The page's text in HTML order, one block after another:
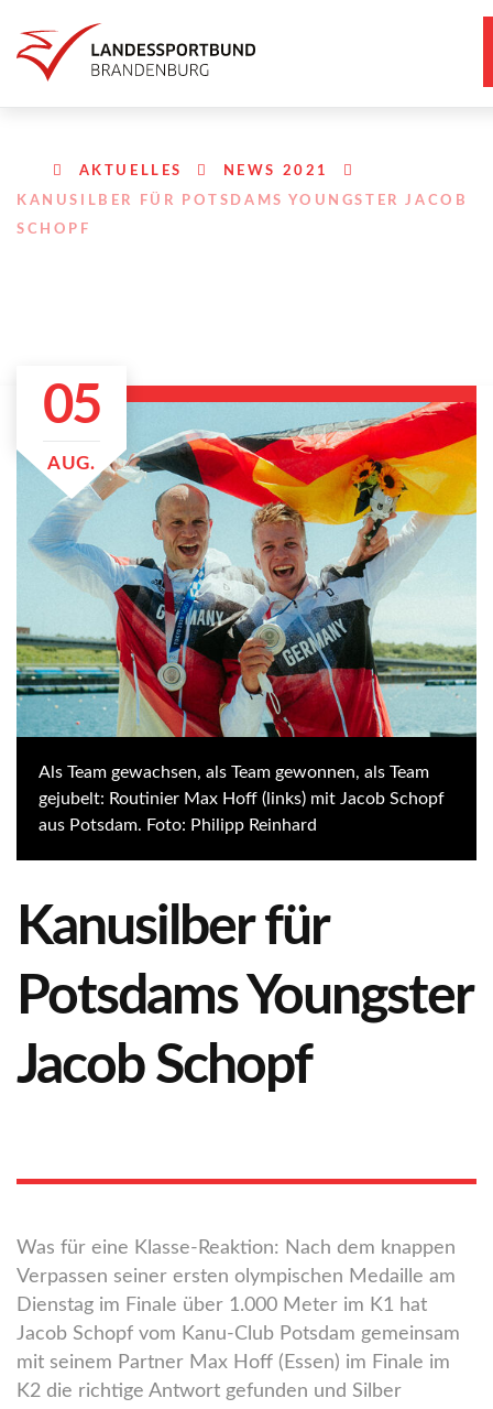
AKTUELLES NEWS 2021
KANUSILBER FÜR POTSDAMS YOUNGSTER JACOB
SCHOPF
05
AUG.
Als Team gewachsen, als Team gewonnen, als Team
gejubelt: Routinier Max Hoff (links) mit Jacob Schopf
aus Potsdam. Foto: Philipp Reinhard
Kanusilber für
Potsdams Youngster
Jacob Schopf
Was für eine Klasse-Reaktion: Nach dem knappen
Verpassen seiner ersten olympischen Medaille am
Dienstag im Finale über 1.000 Meter im K1 hat
Jacob Schopf vom Kanu-Club Potsdam gemeinsam
mit seinem Partner Max Hoff (Essen) im Finale im
K2 die richtige Antwort gefunden und Silber